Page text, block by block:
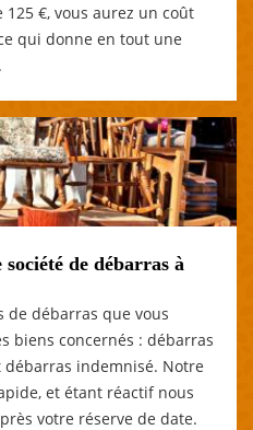
€, vous aurez un coût
qui donne en tout une
de débarras à
de débarras que vous
biens concernés : débarras
indemnisé. Notre
et étant réactif nous
votre réserve de date.